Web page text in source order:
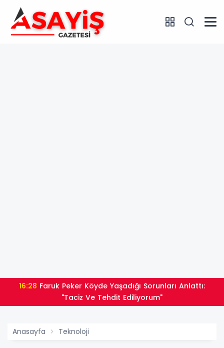
16:28
"Taciz Ve Tehdit Ediliyorum"
Anasayfa Teknoloji